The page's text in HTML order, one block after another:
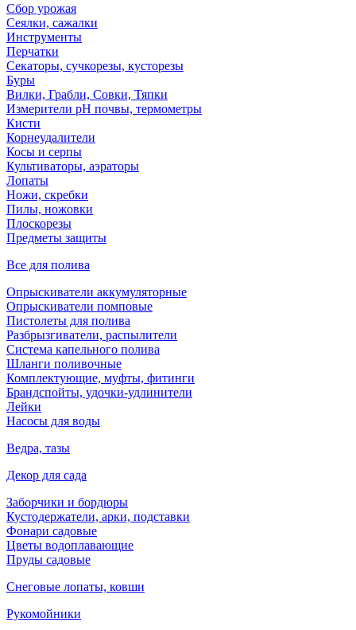
Сбор урожая
Сеялки, сажалки
Инструменты
Перчатки
Секаторы, сучкорезы, кусторезы
Буры
Вилки, Грабли, Совки, Тяпки
Измерители pH почвы, термометры
Кисти
Корнеудалители
Косы и серпы
Культиваторы, аэраторы
Лопаты
Ножи, скребки
Пилы, ножовки
Плоскорезы
Предметы защиты
Все для полива
Опрыскиватели аккумуляторные
Опрыскиватели помповые
Пистолеты для полива
Разбрызгиватели, распылители
Система капельного полива
Шланги поливочные
Комплектующие, муфты, фитинги
Брандспойты, удочки-удлинители
Лейки
Насосы для воды
Ведра, тазы
Декор для сада
Заборчики и бордюры
Кустодержатели, арки, подставки
Фонари садовые
Цветы водоплавающие
Пруды садовые
Снеговые лопаты, ковши
Рукомойники